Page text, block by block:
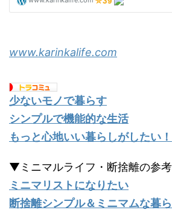
www.karinkalife.com
少ないモノで暮らす
シンプルで機能的な生活
もっと心地いい暮らしがしたい！
▼ミニマルライフ・断捨離の参
ミニマリストになりたい
断捨離シンプル＆ミニマムな暮